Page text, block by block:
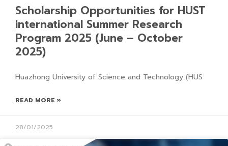
Scholarship Opportunities for HUST
international Summer Research
Program 2025 (June – October
2025)
Huazhong University of Science and Technology (HUS
READ MORE »
28/01/2025